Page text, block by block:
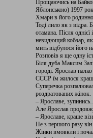
Прощаючись на
Яблонською) 1997
Хмари в його
Тоді лило як з відра.
отамана. Після однієї
невидющий кобзар,
мить відбулося його
Розповів я ще одну
Біля дуба Максим
городі. Ярослав
СССР їм жилося
Суперечка
роздратованих жінок.
– Ярославе,
Але Ярослав
– Ярославе, краще
Не з першого разу
Жінки вмовкли і